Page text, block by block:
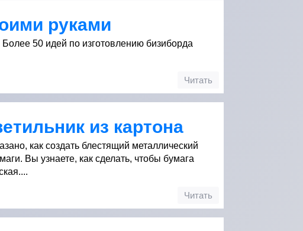
руками
50 идей по изготовлению бизиборда
Читать
из картона
как создать блестящий металлический
Вы узнаете, как сделать, чтобы бумага
Читать